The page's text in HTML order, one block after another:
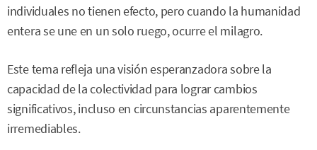
individuales no tienen efecto, pero cuando la humanidad
entera se une en un solo ruego, ocurre el milagro.
Este tema refleja una visión esperanzadora sobre la
capacidad de la colectividad para lograr cambios
significativos, incluso en circunstancias aparentemente
irremediables.